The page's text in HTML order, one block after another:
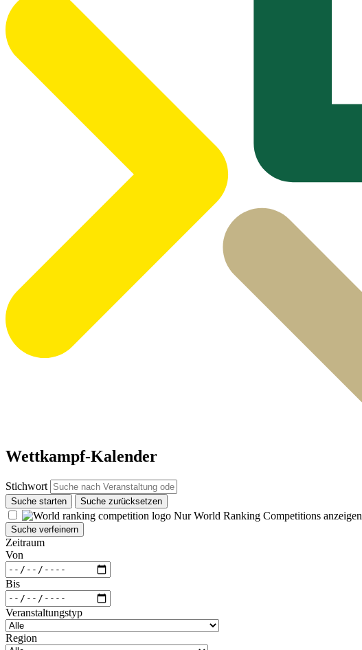
Wettkampf-Kalender
Stichwort
Suche starten Suche zurücksetzen
Nur World Ranking Competitions anzeigen
Suche verfeinern
Zeitraum
Von
Bis
Veranstaltungstyp
Region